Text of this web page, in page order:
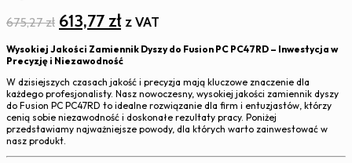
675,27zł Pierwotna
cena
wynosiła:
675,27 zł.
613,77złAktualna
cena
wynosi:
613,77 zł.
z VAT
Wysokiej Jakości Zamiennik Dyszy do Fusion PC PC47RD – Inwestycja w
Precyzję i Niezawodność
W dzisiejszych czasach jakość i precyzja mają kluczowe znaczenie dla
każdego profesjonalisty. Nasz nowoczesny, wysokiej jakości zamiennik dyszy
do Fusion PC PC47RD to idealne rozwiązanie dla firm i entuzjastów, którzy
cenią sobie niezawodność i doskonałe rezultaty pracy. Poniżej
przedstawiamy najważniejsze powody, dla których warto zainwestować w
nasz produkt.